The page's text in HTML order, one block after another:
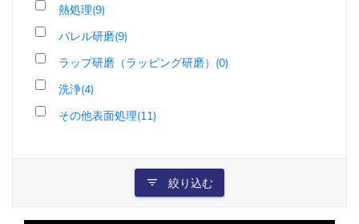
熱処理(9)
バレル研磨(9)
ラップ研磨（ラッピング研磨）(0)
洗浄(4)
その他表面処理(11)
絞り込む